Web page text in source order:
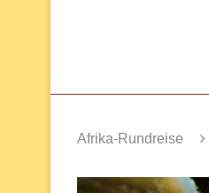
Afrika-Rundreise